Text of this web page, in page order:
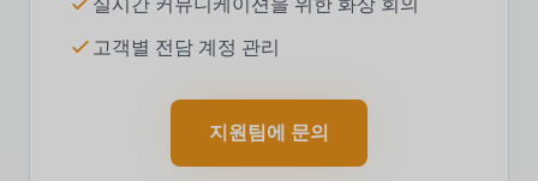
고객별 전담 계정 관리
지원팀에 문의